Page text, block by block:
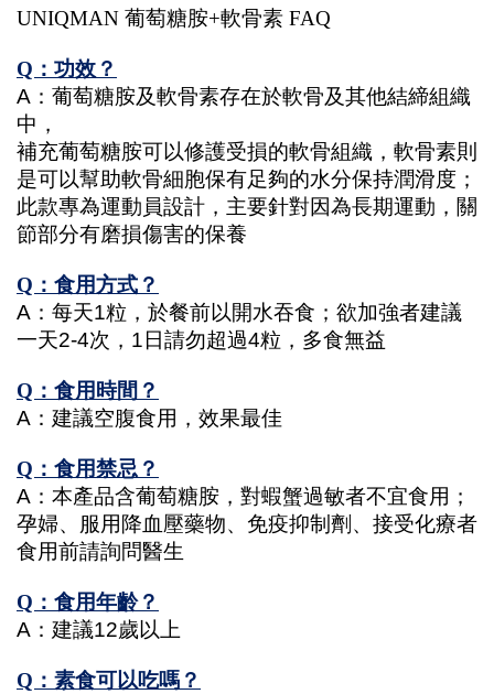
UNIQMAN 葡萄糖胺+軟骨素 FAQ
Q：功效？
A：葡萄糖胺及軟骨素存在於軟骨及其他結締組織
中，
補充葡萄糖胺可以修護受損的軟骨組織，軟骨素則
是可以幫助軟骨細胞保有足夠的水分保持潤滑度；
此款專為運動員設計，主要針對因為長期運動，關
節部分有磨損傷害的保養
Q：食用方式？
A：每天1粒，於餐前以開水吞食；欲加強者建議
一天2-4次，1日請勿超過4粒，多食無益
Q：食用時間？
A：建議空腹食用，效果最佳
Q：食用禁忌？
A：本產品含葡萄糖胺，對蝦蟹過敏者不宜食用；
孕婦、服用降血壓藥物、免疫抑制劑、接受化療者
食用前請詢問醫生
Q：食用年齡？
A：建議12歲以上
Q：素食可以吃嗎？